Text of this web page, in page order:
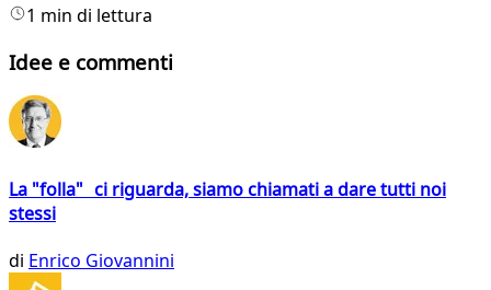
1 min di lettura
Idee e commenti
La "folla" ci riguarda, siamo chiamati a dare tutti noi
stessi
di Enrico Giovannini